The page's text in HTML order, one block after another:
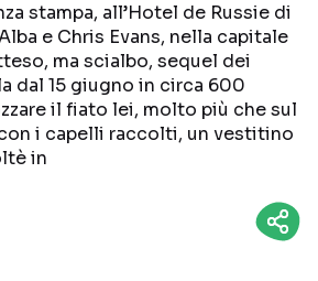
TRAILER
BOX OFFICE
stampa, all’Hotel de Russie di
e Chris Evans, nella capitale
ma scialbo, sequel dei
dal 15 giugno in circa 600
il fiato lei, molto più che sul
i capelli raccolti, un vestitino
in